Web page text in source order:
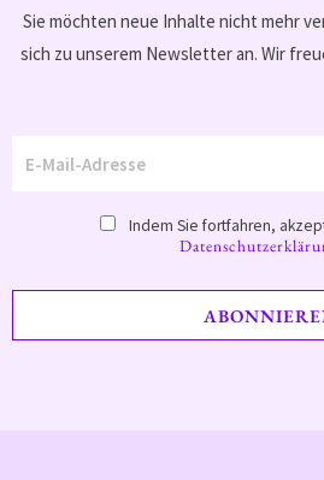
Sie möchten neue Inhalte nicht mehr
sich zu unserem Newsletter an. Wir
Indem Sie fortfahren,